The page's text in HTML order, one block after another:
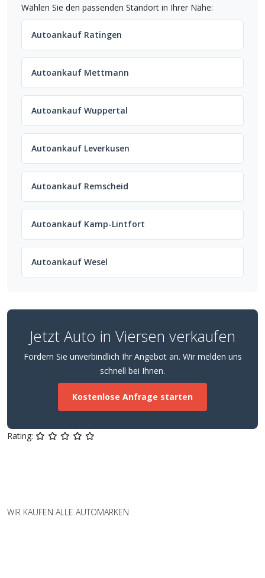
Wählen Sie den passenden Standort in Ihrer Nähe:
Autoankauf Ratingen
Autoankauf Mettmann
Autoankauf Wuppertal
Autoankauf Leverkusen
Autoankauf Remscheid
Autoankauf Kamp-Lintfort
Autoankauf Wesel
Jetzt Auto in Viersen verkaufen
Fordern Sie unverbindlich Ihr Angebot an. Wir melden uns
schnell bei Ihnen.
Kostenlose Anfrage starten
Rating:
WIR KAUFEN ALLE AUTOMARKEN